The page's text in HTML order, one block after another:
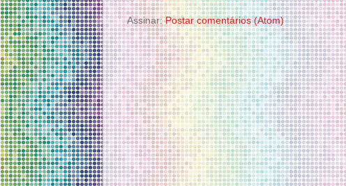
Assinar:Postar comentários (Atom)